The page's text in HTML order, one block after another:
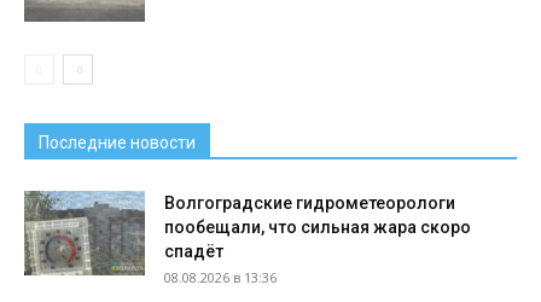
Последние новости
Волгоградские гидрометеорологи
пообещали, что сильная жара скоро
спадёт
08.08.2026 в 13:36